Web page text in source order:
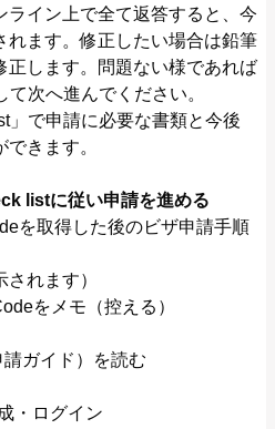
イン上で全て返答すると、今
れます。修正したい場合は鉛筆
正します。問題ない様であれば
て次へ進んでください。
」で申請に必要な書類と今後
きます。
listに従い申請を進める
を取得した後のビザ申請手順
されます）
をメモ（控える）
ガイド）を読む
・ログイン